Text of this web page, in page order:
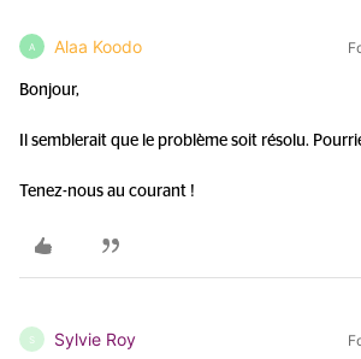
A Alaa Koodo
Bonjour,
Il semblerait que le problème soit résolu.
Tenez-nous au courant !
S Sylvie Roy